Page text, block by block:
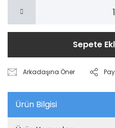
Sepete
Arkadaşına Öner
Ürün Bilgisi